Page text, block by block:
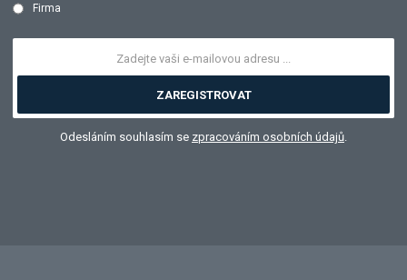
Firma
ZAREGISTROVAT
Odesláním souhlasím se zpracováním osobních údajů.